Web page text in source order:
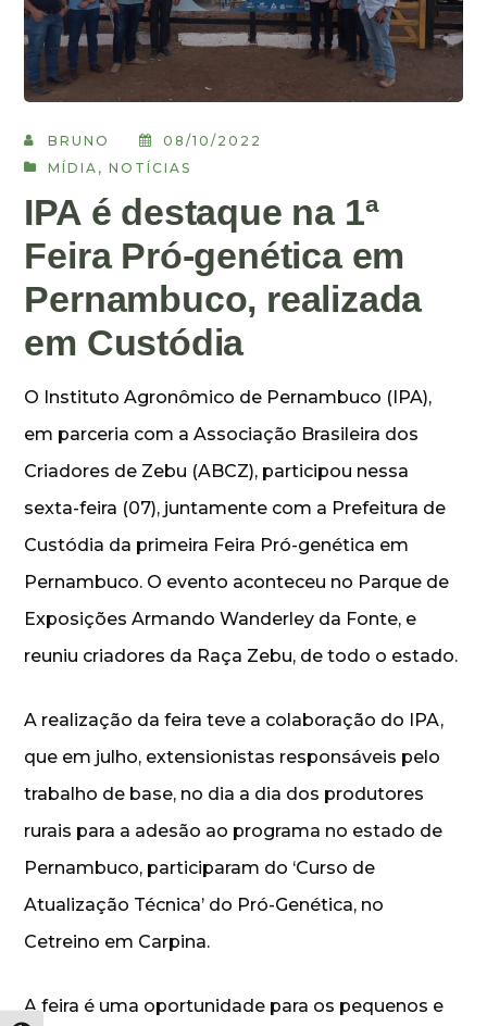
BRUNO
08/10/2022
MÍDIA ,NOTÍCIAS
IPA é destaque na 1ª
Feira Pró-genética em
Pernambuco, realizada
em Custódia
O Instituto Agronômico de Pernambuco (IPA),
em parceria com a Associação Brasileira dos
Criadores de Zebu (ABCZ), participou nessa
sexta-feira (07), juntamente com a Prefeitura de
Custódia da primeira Feira Pró-genética em
Pernambuco. O evento aconteceu no Parque de
Exposições Armando Wanderley da Fonte, e
reuniu criadores da Raça Zebu, de todo o estado.
A realização da feira teve a colaboração do IPA,
que em julho, extensionistas responsáveis pelo
trabalho de base, no dia a dia dos produtores
rurais para a adesão ao programa no estado de
Pernambuco, participaram do ‘Curso de
Atualização Técnica’ do Pró-Genética, no
Cetreino em Carpina.
A feira é uma oportunidade para os pequenos e